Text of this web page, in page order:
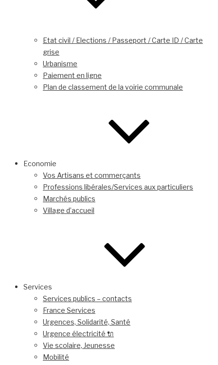
Etat civil / Elections / Passeport / Carte ID / Carte
grise
Urbanisme
Paiement en ligne
Plan de classement de la voirie communale
Economie
Vos Artisans et commerçants
Professions libérales/Services aux particuliers
Marchés publics
Village d’accueil
Services
Services publics – contacts
France Services
Urgences, Solidarité, Santé
Urgence électricité 🔌
Vie scolaire, Jeunesse
Mobilité